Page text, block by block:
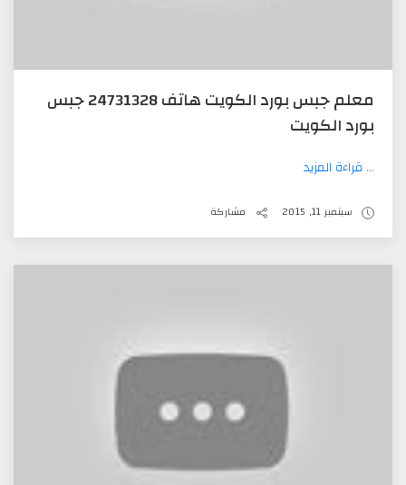
معلم جبس بورد الكويت هاتف 24731328 جبس
بورد الكويت
... قراءة المزيد
سبتمبر 11, 2015 مشاركة